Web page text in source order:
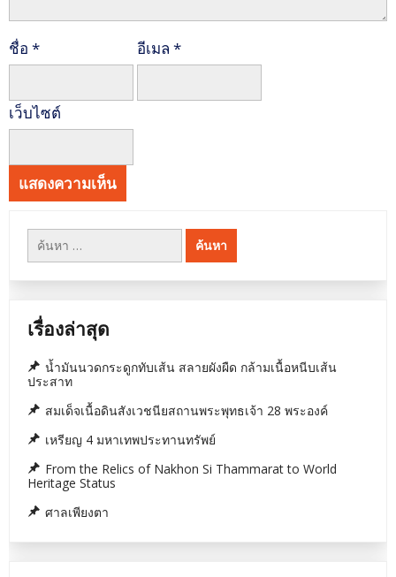
ชื่อ * อีเมล *
เว็บไซต์
ค้นหา
สำหรับ:
เรื่องล่าสุด
น้ำมันนวดกระดูกทับเส้น สลายผังผืด กล้ามเนื้อหนีบเส้น
ประสาท
สมเด็จเนื้อดินสังเวชนียสถานพระพุทธเจ้า 28 พระองค์
เหรียญ 4 มหาเทพประทานทรัพย์
From the Relics of Nakhon Si Thammarat to World
Heritage Status
ศาลเพียงตา